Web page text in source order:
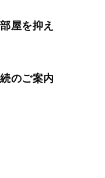
屋を抑え
のご案内